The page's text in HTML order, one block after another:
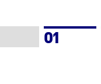
Pàgina
01